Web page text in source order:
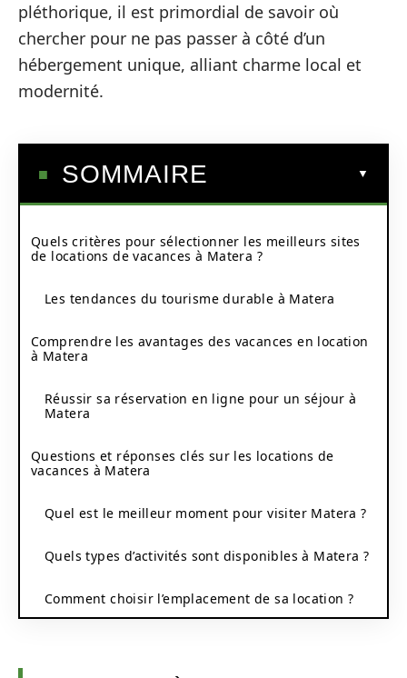
pléthorique, il est primordial de savoir où
chercher pour ne pas passer à côté d’un
hébergement unique, alliant charme local et
modernité.
SOMMAIRE
Quels critères pour sélectionner les meilleurs sites
de locations de vacances à Matera ?
Les tendances du tourisme durable à Matera
Comprendre les avantages des vacances en location
à Matera
Réussir sa réservation en ligne pour un séjour à
Matera
Questions et réponses clés sur les locations de
vacances à Matera
Quel est le meilleur moment pour visiter Matera ?
Quels types d’activités sont disponibles à Matera ?
Comment choisir l’emplacement de sa location ?